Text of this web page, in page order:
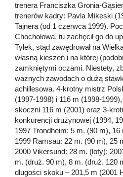
trenera Franciszka Gronia-
trenerów kadry: Pavla Mikeski
Tajnera (od 1 czerwca 1999).
Chochołowa, tu zachęcił go do
Tylek, stąd zawędrował na
własną kieszeń i na której
zamkniętymi oczami. Niestety,
ważnych zawodach o dużą
achillesowa. 4-krotny mistrz
(1997-1998) i 116 m (1998-
skoczni 116 m (2001) oraz 3-
konkurencji drużynowej (1994,
1997 Trondheim: 5 m. (90 m),
1999 Ramsau: 22 m. (90 m), 25
2000 Vikersund: 28 m. (loty);
m. (druż. 90 m), 8 m. (druż. 120
długości skoku – 201,5 m (2001